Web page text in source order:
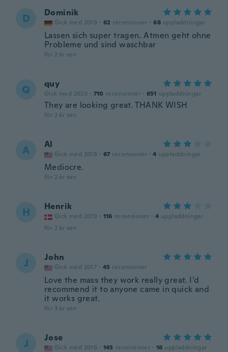
D Dominik
Gick med 2019 · 62 recensioner · 68 uppladdningar
Lassen sich super tragen. Atmen geht ohne
Probleme und sind waschbar
för 2 år sen
Q quy
Gick med 2020 · 710 recensioner · 651 uppladdningar
They are looking great. THANK WISH
för 2 år sen
A Al
Gick med 2018 · 67 recensioner · 4 uppladdningar
Mediocre.
för 2 år sen
H Henrik
Gick med 2019 · 116 recensioner · 4 uppladdningar
för 2 år sen
J John
Gick med 2017 · 45 recensioner
Love the mass they work really great. I’d
recommend it to anyone came in quick and
it works great.
för 3 år sen
J Jose
Gick med 2016 · 145 recensioner · 16 uppladdningar